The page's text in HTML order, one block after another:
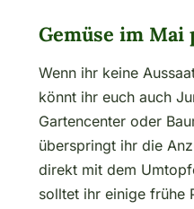
Gemüse im Mai
Wenn ihr keine
könnt ihr euch auch
Gartencenter oder
überspringt ihr die
direkt mit dem
solltet ihr einige frühe